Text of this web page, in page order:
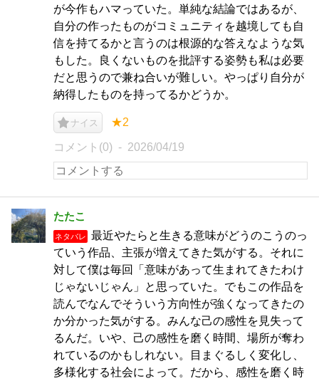
が今作もハマっていた。単純な結論ではあるが、
自分の作ったものがコミュニティを越境しても自
信を持てるかと言うのは根源的な答えなような気
もした。良くないものを批評する姿勢も私は必要
だと思うので兼ね合いが難しい。やっぱり自分が
納得したものを持ってるかどうか。
ナイス ★2
コメント(0) 2026/04/19
たたこ
ネタバレ
最近やたらと生きる意味がどうのこうのっ
ていう作品、主張が増えてきた気がする。それに
対して僕は毎回「意味があって生まれてきたわけ
じゃないじゃん」と思っていた。でもこの作品を
読んでなんでそういう方向性が強くなってきたの
か分かった気がする。みんな己の感性を見失って
るんだ。いや、己の感性を磨く時間、場所が奪わ
れているのかもしれない。目まぐるしく変化し、
多様化する社会によって。だから、感性を磨く時